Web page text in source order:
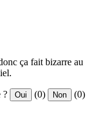
ça fait bizarre au
? Oui (0) Non (0)